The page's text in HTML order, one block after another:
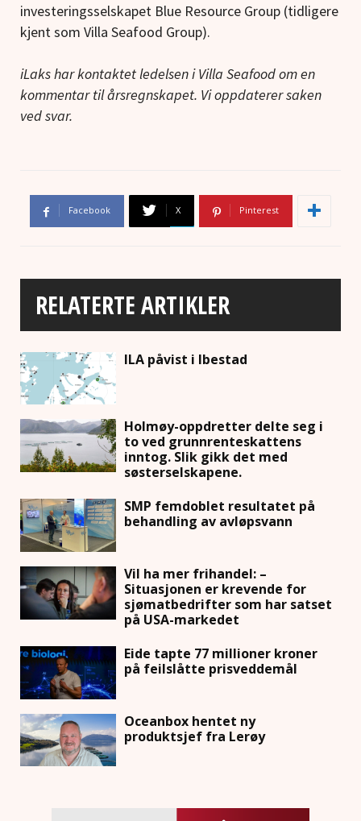
investeringsselskapet Blue Resource Group (tidligere
kjent som Villa Seafood Group).
iLaks har kontaktet ledelsen i Villa Seafood om en
kommentar til årsregnskapet. Vi oppdaterer saken
ved svar.
Facebook X Pinterest
RELATERTE ARTIKLER
ILA påvist i Ibestad
Holmøy-oppdretter delte seg i
to ved grunnrenteskattens
inntog. Slik gikk det med
søsterselskapene.
SMP femdoblet resultatet på
behandling av avløpsvann
Vil ha mer frihandel: –
Situasjonen er krevende for
sjømatbedrifter som har satset
på USA-markedet
Eide tapte 77 millioner kroner
på feilslåtte prisveddemål
Oceanbox hentet ny
produktsjef fra Lerøy